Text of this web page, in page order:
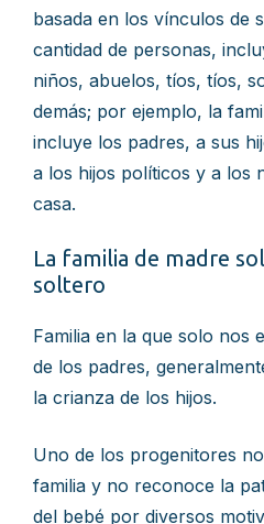
basada en los vínculos de
cantidad de personas,
niños, abuelos, tíos, tíos,
demás; por ejemplo, la
incluye los padres, a sus
a los hijos políticos y a los
casa.
La familia de madre
soltero
Familia en la que solo nos
de los padres,
la crianza de los hijos.
Uno de los progenitores
familia y no reconoce la
del bebé por diversos